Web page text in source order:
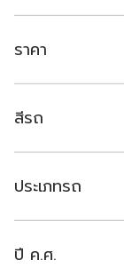
2023
ผลิต 2019 จด
31,000 ออ
฿729,000
ราคา
สีรถ
ประเภทรถ
ปี ค.ศ.